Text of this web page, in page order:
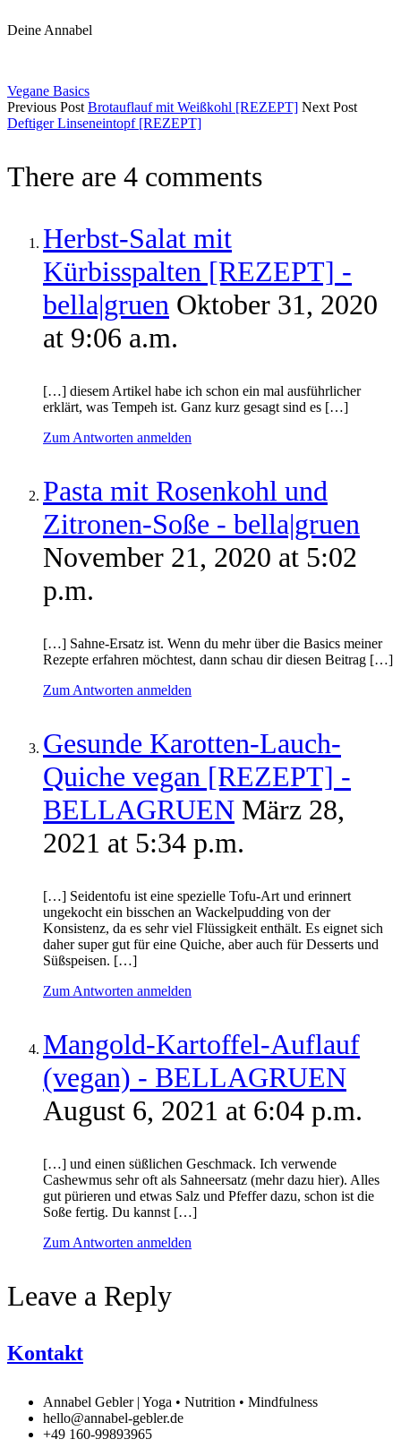
Deine Annabel
Vegane Basics
Previous Post Brotauflauf mit Weißkohl [REZEPT] Next Post
Deftiger Linseneintopf [REZEPT]
There are 4 comments
Herbst-Salat mit
Kürbisspalten [REZEPT] -
bella|gruen Oktober 31, 2020
at 9:06 a.m.
[…] diesem Artikel habe ich schon ein mal ausführlicher
erklärt, was Tempeh ist. Ganz kurz gesagt sind es […]
Zum Antworten anmelden
Pasta mit Rosenkohl und
Zitronen-Soße - bella|gruen
November 21, 2020 at 5:02
p.m.
[…] Sahne-Ersatz ist. Wenn du mehr über die Basics meiner
Rezepte erfahren möchtest, dann schau dir diesen Beitrag […]
Zum Antworten anmelden
Gesunde Karotten-Lauch-
Quiche vegan [REZEPT] -
BELLAGRUEN März 28,
2021 at 5:34 p.m.
[…] Seidentofu ist eine spezielle Tofu-Art und erinnert
ungekocht ein bisschen an Wackelpudding von der
Konsistenz, da es sehr viel Flüssigkeit enthält. Es eignet sich
daher super gut für eine Quiche, aber auch für Desserts und
Süßspeisen. […]
Zum Antworten anmelden
Mangold-Kartoffel-Auflauf
(vegan) - BELLAGRUEN
August 6, 2021 at 6:04 p.m.
[…] und einen süßlichen Geschmack. Ich verwende
Cashewmus sehr oft als Sahneersatz (mehr dazu hier). Alles
gut pürieren und etwas Salz und Pfeffer dazu, schon ist die
Soße fertig. Du kannst […]
Zum Antworten anmelden
Leave a Reply
Kontakt
Annabel Gebler | Yoga • Nutrition • Mindfulness
hello@annabel-gebler.de
+49 160-99893965